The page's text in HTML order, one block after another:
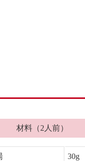
材料（2人前）
30g